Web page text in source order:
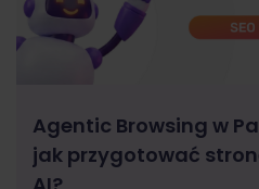
Agentic Browsing w
jak przygotować